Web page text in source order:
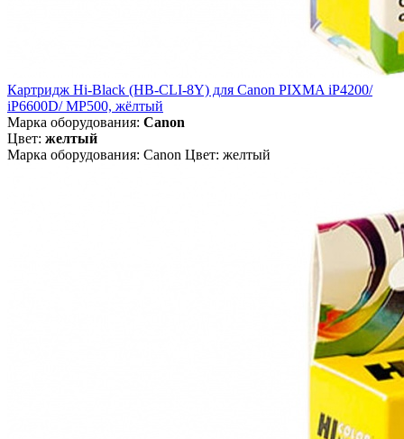
Картридж Hi-Black (HB-CLI-8Y) для Canon PIXMA iP4200/
iP6600D/ MP500, жёлтый
Марка оборудования: Canon
Цвет: желтый
Марка оборудования: Canon Цвет: желтый